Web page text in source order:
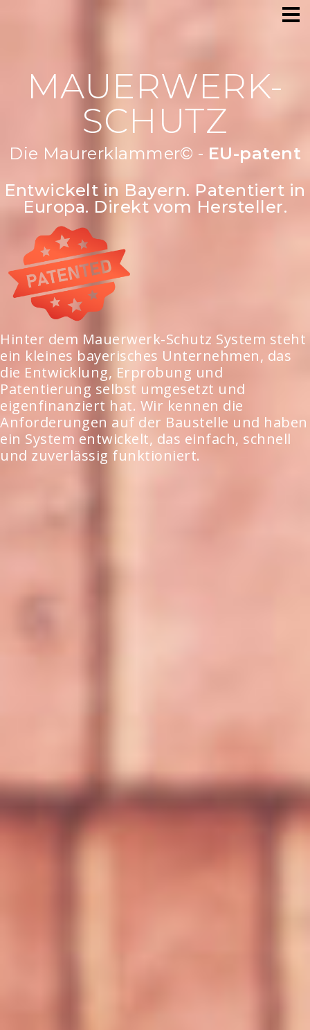
MAUERWERK-
SCHUTZ
Die Maurerklammer© -Robust & st
Entwickelt in Bayern. Patentiert in
Europa. Direkt vom Hersteller.
Hinter dem Mauerwerk-Schutz System steht
ein kleines bayerisches Unternehmen, das
die Entwicklung, Erprobung und
Patentierung selbst umgesetzt und
eigenfinanziert hat. Wir kennen die
Anforderungen auf der Baustelle und haben
ein System entwickelt, das einfach, schnell
und zuverlässig funktioniert.